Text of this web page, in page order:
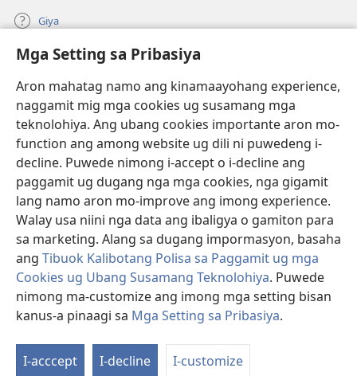
Mga Setting sa Pribasiya
Aron mahatag namo ang kinamaayohang experience,
naggamit mig mga cookies ug susamang mga
teknolohiya. Ang ubang cookies importante aron mo-
function ang among website ug dili ni puwedeng i-
decline. Puwede nimong i-accept o i-decline ang
paggamit ug dugang nga mga cookies, nga gigamit
lang namo aron mo-improve ang imong experience.
Walay usa niini nga data ang ibaligya o gamiton para
sa marketing. Alang sa dugang impormasyon, basaha
ang Tibuok Kalibotang Polisa sa Paggamit ug mga
Cookies ug Ubang Susamang Teknolohiya. Puwede
nimong ma-customize ang imong mga setting bisan
kanus-a pinaagi sa Mga Setting sa Pribasiya.
I-acccept I-decline I-customize
Giya
Donasyon
(mo-
open
bag-
ong
window)
Watchtower ONLINE NGA LIBRARYA
(mo-
open
ug
bag-
window)
JW Hub
(mo-
open
ug
bag-
ong
window)
JW Library
Watchtower Library
Copyright© 2026 Watch Tower Bible and Tract Society of Pennsylvania.
KONDISYONES SA PAGGAMIT
|POLISA SA PRIBASIYA|
SA PRIBASIYA